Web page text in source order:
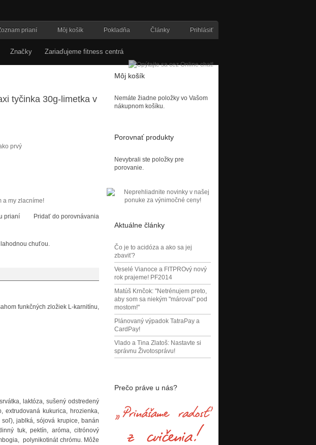
- PIA 9:00 - 18:00
prianí Môj košík Pokladňa Články Prihlásiť
Značky Zariaďujeme fitness centrá
tyčinka 30g-limetka v
prvý
a my zlacníme!
prianí
Pridať do porovnávania
chuťou.
funkčných zložiek L-karnitínu,
laktóza, sušený odstredený
extrudovaná kukurica, hrozienka,
jablká, sójová krupice, banán
tuk, pektín, aróma, citrónový
, polynikotinát chrómu. Môže
Môj košík
Nemáte žiadne položky vo Vašom
nákupnom košíku.
Porovnať produkty
Nevybrali ste položky pre
porovanie.
Aktuálne články
Čo je to acidóza a ako sa jej
zbaviť?
Veselé Vianoce a FITPROvý nový
rok prajeme! PF2014
Matúš Krnčok: "Netrénujem preto,
aby som sa niekým "mároval" pod
mostom!"
Plánovaný výpadok TatraPay a
CardPay!
Vlado a Tina Zlatoš: Nastavte si
správnu Životosprávu!
Prečo práve u nás?